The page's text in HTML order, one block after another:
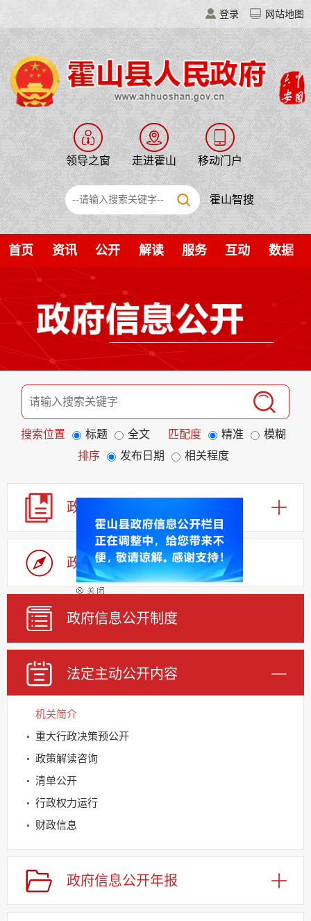
登录 网站地图
领导之窗 走进霍山 移动门户
霍山智搜
首页 资讯 公开 解读 服务 互动 数据
搜索位置 标题 全文 匹配度 精准
模糊
排序
发布日期 相关程度
政 策
政府信息公开指南
政府信息公开制度
法定主动公开内容
机关简介
重大行政决策预公开
政策解读咨询
清单公开
行政权力运行
财政信息
基层重点领域信息公开
规划信息
建议提案办理
公务员及事业单位招录
政府信息公开年报